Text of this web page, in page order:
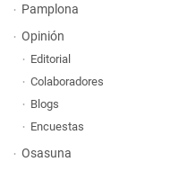
Pamplona
Opinión
Editorial
Colaboradores
Blogs
Encuestas
Osasuna